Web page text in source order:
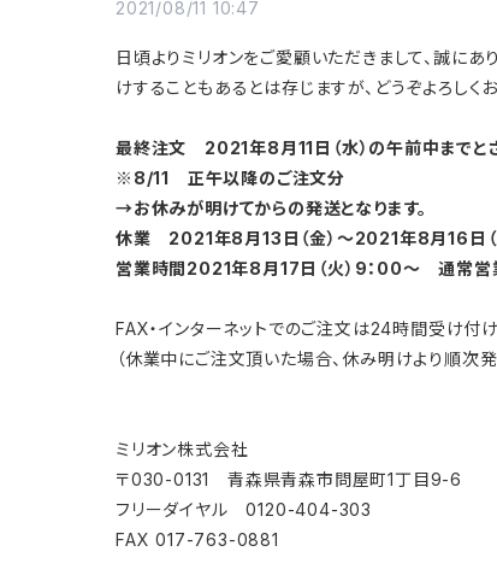
2021/08/11 10:47
日頃よりミリオンをご愛顧いただきまして、誠に
けすることもあるとは存じますが、どうぞよろしく
最終注文 2021年8月11日（水）の午前中までとさ
※8/11 正午以降のご注文分
→お休みが明けてからの発送となります。
休業 2021年8月13日（金）〜2021年8月16日（
営業時間2021年8月17日（火）9：00〜 通常営
FAX・インターネットでのご注文は24時間受け付け
（休業中にご注文頂いた場合、休み明けより順次発
ミリオン株式会社
〒030-0131 青森県青森市問屋町1丁目9-6
フリーダイヤル 0120-404-303
FAX 017-763-0881